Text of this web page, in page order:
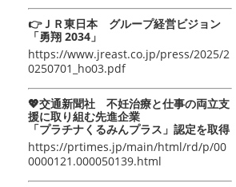
👉ＪＲ東日本 グループ経営ビジョン
「勇翔 2034」
https://www.jreast.co.jp/press/2025/2
0250701_ho03.pdf
💖交通新聞社 不妊治療と仕事の両立支
援に取り組む先進企業
「プラチナくるみんプラス」認定を取得
https://prtimes.jp/main/html/rd/p/00
0000121.000050139.html